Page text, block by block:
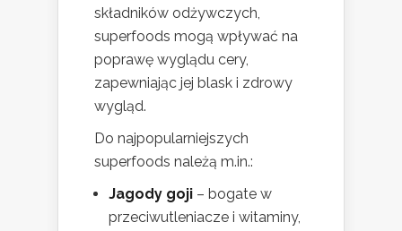
składników odżywczych,
superfoods mogą wpływać na
poprawę wyglądu cery,
zapewniając jej blask i zdrowy
wygląd.
Do najpopularniejszych
superfoods należą m.in.:
Jagody goji – bogate w
przeciwutleniacze i witaminy,